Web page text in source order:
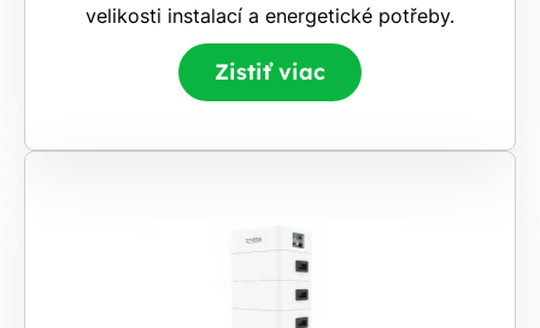
velikosti instalací a energetické potřeby.
Zistiť viac